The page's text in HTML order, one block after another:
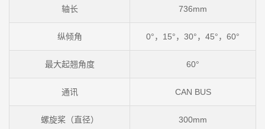
轴长 736mm
纵倾角 0°，15°，30°，45°，60°
最大起翘角度 60°
通讯 CAN BUS
螺旋桨（直径） 300mm